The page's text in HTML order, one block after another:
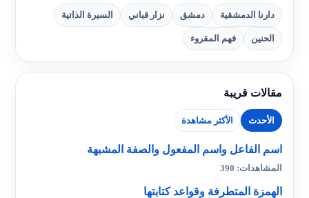
دارنا الدمشقية دمشق نزار قباني السيرة الذاتية
الحنين فهم المقروء
مقالات قريبة
الأحدث الأكثر مشاهدة
اسم الفاعل واسم المفعول والصفة المشبهة
المشاهدات: 390
الهمزة المتطرفة وقواعد كتابتها